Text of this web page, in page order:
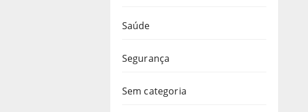
Saúde
Segurança
Sem categoria